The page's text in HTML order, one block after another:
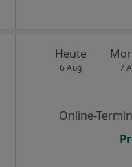
Heute
6 Aug 7
Online-